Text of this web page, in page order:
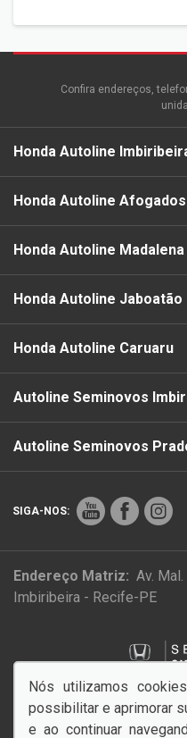
Confira endereços,
Honda Autoline
Honda Autoline Afogados
Honda Autoline Madalena
Honda Autoline Jaboatão
Honda Autoline Caruaru
Autoline Seminovos
Autoline Seminovos
SIGA-NOS:
Endereço Matriz: Av.
Imbiribeira - Recife-PE
PAZ NO TRÂNSITO
Nós utilizamos
possibilitar e aprimorar
e ao continuar